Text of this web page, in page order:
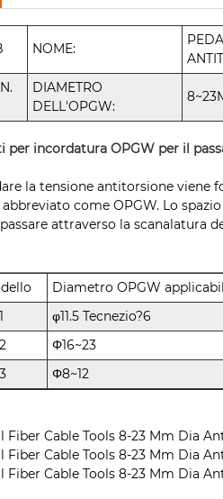
NOME:
DIAMETRO
DELL'OPGW:
per incordatura OPGW per il
la tensione antitorsione viene
come OPGW. Lo
attraverso la scanalatura
Diametro OPGW
φ11.5 Tecnezio?6
Φ16~23
Φ8~12